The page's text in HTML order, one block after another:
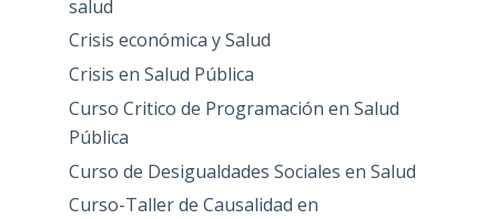
salud
Crisis económica y Salud
Crisis en Salud Pública
Curso Critico de Programación en Salud
Pública
Curso de Desigualdades Sociales en Salud
Curso-Taller de Causalidad en